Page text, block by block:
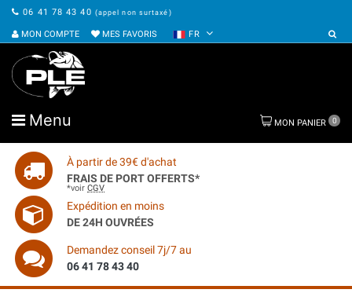
06 41 78 43 40 (appel non surtaxé)
MON COMPTE MES FAVORIS FR
Menu MON PANIER 0
À partir de 39€ d'achat
FRAIS DE PORT OFFERTS*
*voir CGV
Expédition en moins
DE 24H OUVRÉES
Demandez conseil 7j/7 au
06 41 78 43 40